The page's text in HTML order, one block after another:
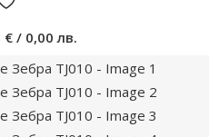
€ / 0,00 лв.